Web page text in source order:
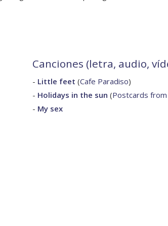
Canciones (letra, audio,
- Little feet (Cafe Paradiso)
- Holidays in the sun (Postcards
- My sex